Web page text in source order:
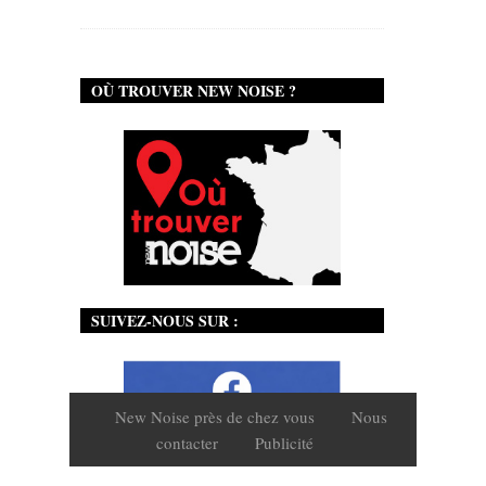
OÙ TROUVER NEW NOISE ?
SUIVEZ-NOUS SUR :
New Noise près de chez vous
Nous
contacter
Publicité